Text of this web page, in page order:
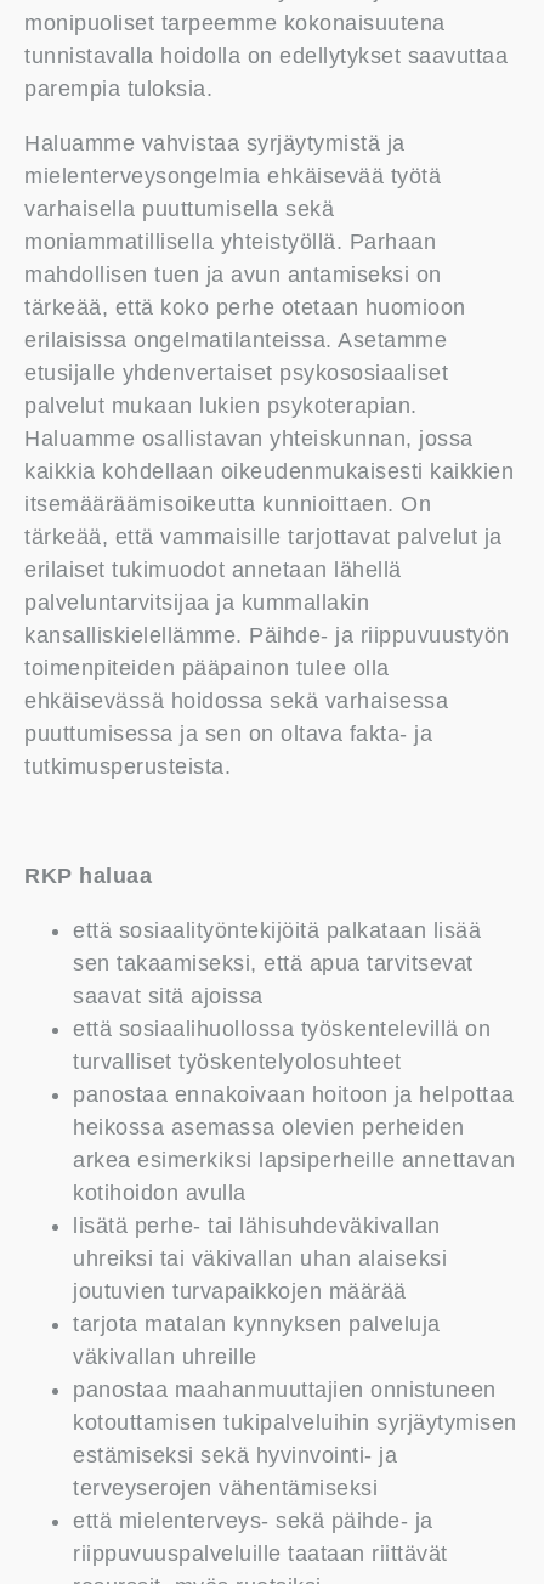
monipuoliset tarpeemme kokonaisuutena
tunnistavalla hoidolla on edellytykset saavuttaa
parempia tuloksia.
Haluamme vahvistaa syrjäytymistä ja
mielenterveysongelmia ehkäisevää työtä
varhaisella puuttumisella sekä
moniammatillisella yhteistyöllä. Parhaan
mahdollisen tuen ja avun antamiseksi on
tärkeää, että koko perhe otetaan huomioon
erilaisissa ongelmatilanteissa. Asetamme
etusijalle yhdenvertaiset psykososiaaliset
palvelut mukaan lukien psykoterapian.
Haluamme osallistavan yhteiskunnan, jossa
kaikkia kohdellaan oikeudenmukaisesti kaikkien
itsemääräämisoikeutta kunnioittaen. On
tärkeää, että vammaisille tarjottavat palvelut ja
erilaiset tukimuodot annetaan lähellä
palveluntarvitsijaa ja kummallakin
kansalliskielellämme. Päihde- ja riippuvuustyön
toimenpiteiden pääpainon tulee olla
ehkäisevässä hoidossa sekä varhaisessa
puuttumisessa ja sen on oltava fakta- ja
tutkimusperusteista.
RKP haluaa
että sosiaalityöntekijöitä palkataan lisää
sen takaamiseksi, että apua tarvitsevat
saavat sitä ajoissa
että sosiaalihuollossa työskentelevillä on
turvalliset työskentelyolosuhteet
panostaa ennakoivaan hoitoon ja helpottaa
heikossa asemassa olevien perheiden
arkea esimerkiksi lapsiperheille annettavan
kotihoidon avulla
lisätä perhe- tai lähisuhdeväkivallan
uhreiksi tai väkivallan uhan alaiseksi
joutuvien turvapaikkojen määrää
tarjota matalan kynnyksen palveluja
väkivallan uhreille
panostaa maahanmuuttajien onnistuneen
kotouttamisen tukipalveluihin syrjäytymisen
estämiseksi sekä hyvinvointi- ja
terveyserojen vähentämiseksi
että mielenterveys- sekä päihde- ja
riippuvuuspalveluille taataan riittävät